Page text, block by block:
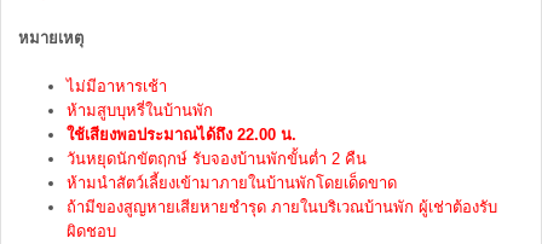
หมายเหตุ
ไม่มีอาหารเช้า
ห้ามสูบบุหรี่ในบ้านพัก
ใช้เสียงพอประมาณได้ถึง 22.00 น.
วันหยุดนักขัตฤกษ์ รับจองบ้านพักขั้นต่ำ 2 คืน
ห้ามนำสัตว์เลี้ยงเข้ามาภายในบ้านพักโดยเด็ดขาด
ถ้ามีของสูญหายเสียหายชำรุด ภายในบริเวณบ้านพัก ผู้เช่าต้องรับ
ผิดชอบ